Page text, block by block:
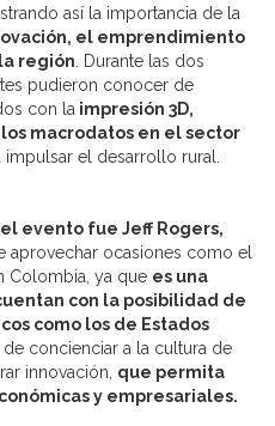
así la importancia de la
el emprendimiento
región . Durante las dos
pudieron conocer de
con la impresión 3D,
macrodatos en el sector
impulsar el desarrollo rural.
evento fue Jeff Rogers,
aprovechar ocasiones como el
Colombia, ya que es una
con la posibilidad de
como los de Estados
concienciar a la cultura de
innovación, que permita
y empresariales.